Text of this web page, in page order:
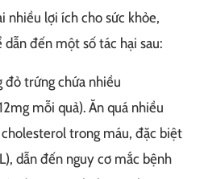
nhiều lợi ích cho sức khỏe,
đến một số tác hại sau:
đỏ trứng chứa nhiều
mỗi quả). Ăn quá nhiều
trong máu, đặc biệt
dẫn đến nguy cơ mắc bệnh